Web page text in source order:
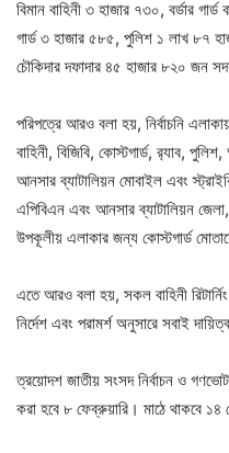
বিমান বাহিনী ৩ হাজার ৭৩০, বর্ডার
গার্ড ৩ হাজার ৫৮৫, পুলিশ ১ লাখ ৮৭
চৌকিদার দফাদার ৪৫ হাজার ৮২০ জন
পরিপত্রে আরও বলা হয়, নির্বাচনি
বাহিনী, বিজিবি, কোস্টগার্ড, র‌্যাব,
আনসার ব্যাটালিয়ন মোবাইল এবং
এপিবিএন এবং আনসার ব্যাটালিয়ন
উপকূলীয় এলাকার জন্য কোস্টগার্ড
এতে আরও বলা হয়, সকল বাহিনী
নির্দেশ এবং পরামর্শ অনুসারে সবাই
ত্রয়োদশ জাতীয় সংসদ নির্বাচন ও
করা হবে ৮ ফেব্রুয়ারি। মাঠে থাকবে ১৪